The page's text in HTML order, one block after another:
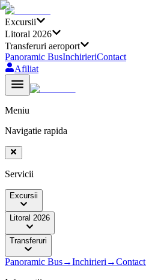
Excursii
Litoral 2026
Transferuri aeroport
Panoramic BusInchirieriContact
Afiliat
Meniu
Navigatie rapida
Servicii
Excursii
Litoral 2026
Transferuri
Panoramic Bus→Inchirieri →Contact